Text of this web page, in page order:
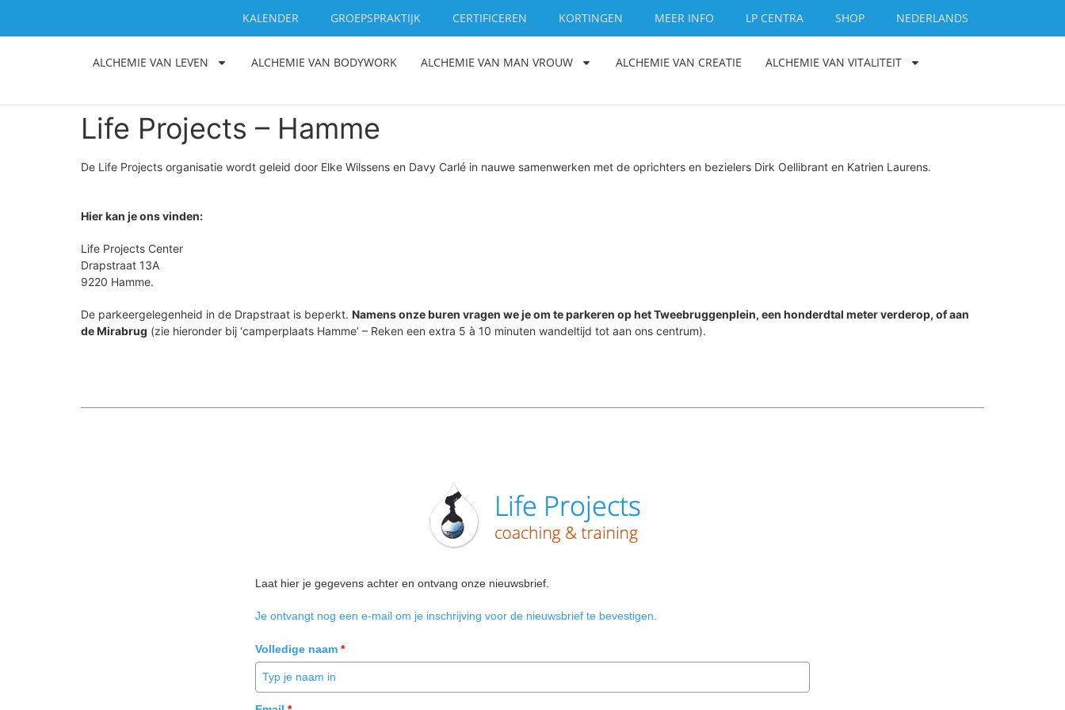
KALENDER GROEPSPRAKTIJK CERTIFICEREN KORTINGEN MEER INFO LP CENTRA SHOP NEDERLANDS
ALCHEMIE VAN LEVEN ALCHEMIE VAN BODYWORK ALCHEMIE VAN MAN VROUW ALCHEMIE VAN CREATIE ALCHEMIE VAN VITALITEIT
Life Projects – Hamme
De Life Projects organisatie wordt geleid door Elke Wilssens en Davy Carlé in nauwe samenwerken met de oprichters en bezielers Dirk Oellibrant en Katrien Laurens.
Hier kan je ons vinden:
Life Projects Center
Drapstraat 13A
9220 Hamme.
De parkeergelegenheid in de Drapstraat is beperkt. Namens onze buren vragen we je om te parkeren op het Tweebruggenplein, een honderdtal meter verderop, of aan
de Mirabrug (zie hieronder bij ‘camperplaats Hamme’ – Reken een extra 5 à 10 minuten wandeltijd tot aan ons centrum).
Laat hier je gegevens achter en ontvang onze nieuwsbrief.
Je ontvangt nog een e-mail om je inschrijving voor de nieuwsbrief te bevestigen.
Volledige naam *